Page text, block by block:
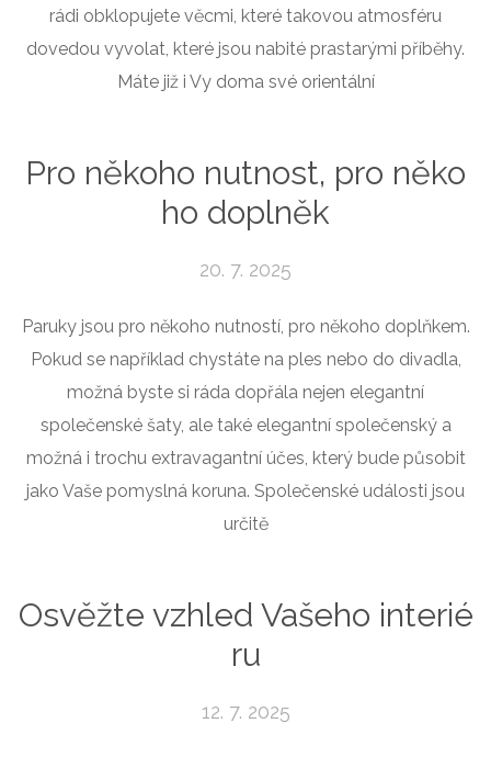
rádi obklopujete věcmi, které takovou atmosféru
dovedou vyvolat, které jsou nabité prastarými příběhy.
Máte již i Vy doma své orientální
Pro někoho nutnost, pro něko
ho doplněk
20. 7. 2025
Paruky jsou pro někoho nutností, pro někoho doplňkem.
Pokud se například chystáte na ples nebo do divadla,
možná byste si ráda dopřála nejen elegantní
společenské šaty, ale také elegantní společenský a
možná i trochu extravagantní účes, který bude působit
jako Vaše pomyslná koruna. Společenské události jsou
určitě
Osvěžte vzhled Vašeho interié
ru
12. 7. 2025